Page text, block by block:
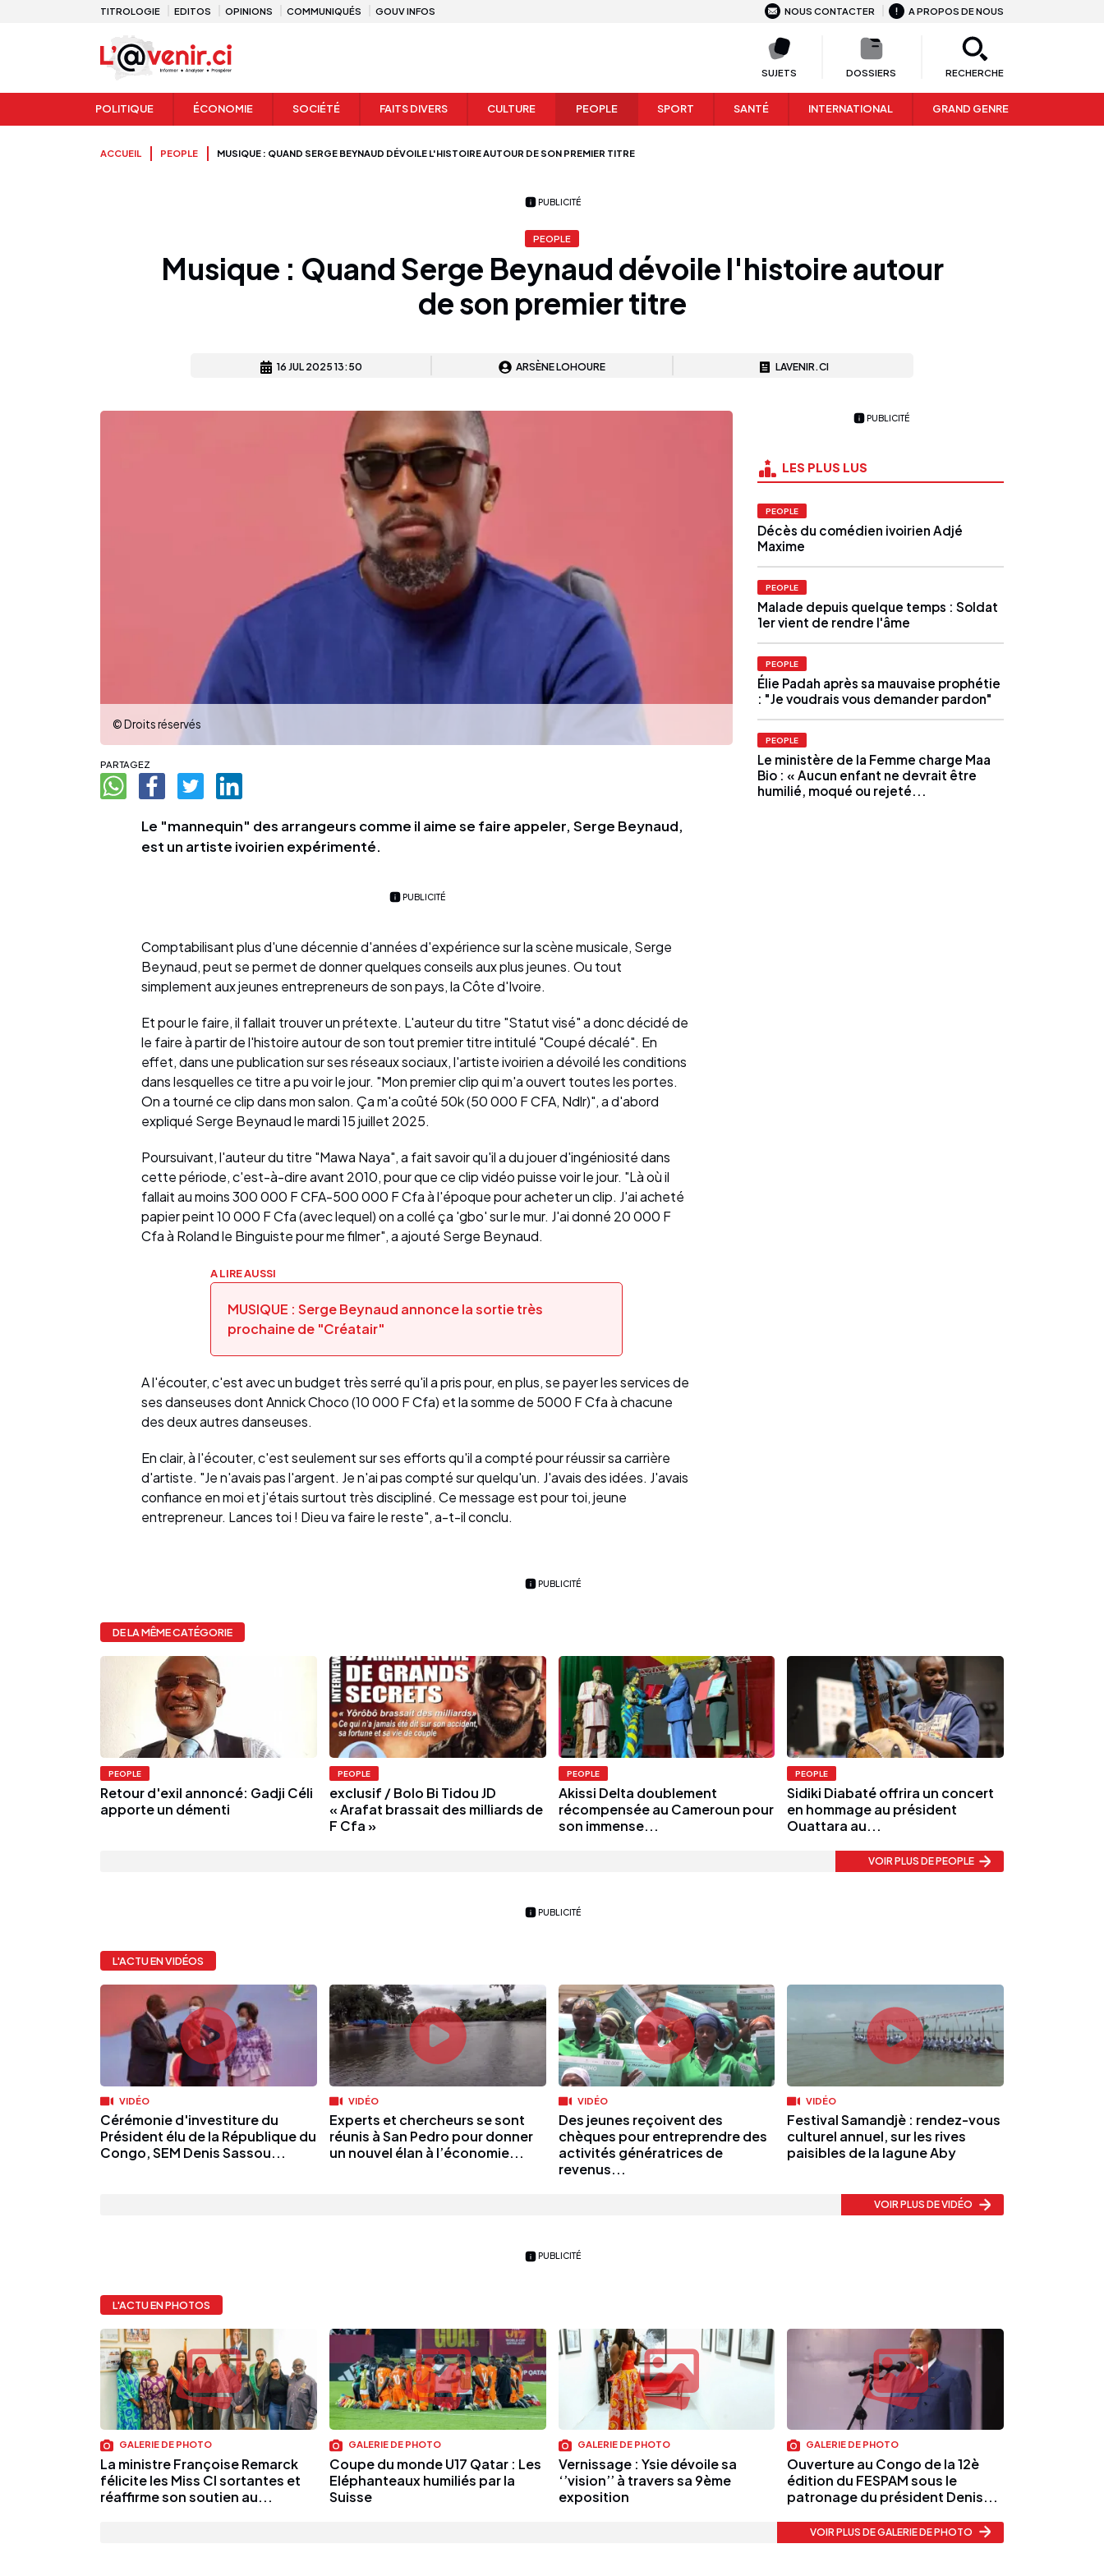
TITROLOGIE EDITOS OPINIONS COMMUNIQUÉS GOUV INFOS NOUS CONTACTER A PROPOS DE NOUS
SUJETS DOSSIERS RECHERCHE
POLITIQUE ÉCONOMIE SOCIÉTÉ FAITS DIVERS CULTURE PEOPLE SPORT SANTÉ INTERNATIONAL GRAND GENRE
ACCUEIL PEOPLE MUSIQUE : QUAND SERGE BEYNAUD DÉVOILE L'HISTOIRE AUTOUR DE SON PREMIER TITRE
PUBLICITÉ
PEOPLE
Musique : Quand Serge Beynaud dévoile l'histoire autour
de son premier titre
16 JUL 2025 13:50 ARSÈNE LOHOURE LAVENIR.CI
© Droits réservés
PARTAGEZ
Le "mannequin" des arrangeurs comme il aime se faire appeler, Serge Beynaud,
est un artiste ivoirien expérimenté.
PUBLICITÉ
Comptabilisant plus d'une décennie d'années d'expérience sur la scène musicale, Serge
Beynaud, peut se permet de donner quelques conseils aux plus jeunes. Ou tout
simplement aux jeunes entrepreneurs de son pays, la Côte d'Ivoire.
Et pour le faire, il fallait trouver un prétexte. L'auteur du titre "Statut visé" a donc décidé de
le faire à partir de l'histoire autour de son tout premier titre intitulé "Coupé décalé". En
effet, dans une publication sur ses réseaux sociaux, l'artiste ivoirien a dévoilé les conditions
dans lesquelles ce titre a pu voir le jour. "Mon premier clip qui m'a ouvert toutes les portes.
On a tourné ce clip dans mon salon. Ça m'a coûté 50k (50 000 F CFA, Ndlr)", a d'abord
expliqué Serge Beynaud le mardi 15 juillet 2025.
Poursuivant, l'auteur du titre "Mawa Naya", a fait savoir qu'il a du jouer d'ingéniosité dans
cette période, c'est-à-dire avant 2010, pour que ce clip vidéo puisse voir le jour. "Là où il
fallait au moins 300 000 F CFA-500 000 F Cfa à l'époque pour acheter un clip. J'ai acheté
papier peint 10 000 F Cfa (avec lequel) on a collé ça 'gbo' sur le mur. J'ai donné 20 000 F
Cfa à Roland le Binguiste pour me filmer", a ajouté Serge Beynaud.
A LIRE AUSSI
MUSIQUE : Serge Beynaud annonce la sortie très
prochaine de "Créatair"
A l'écouter, c'est avec un budget très serré qu'il a pris pour, en plus, se payer les services de
ses danseuses dont Annick Choco (10 000 F Cfa) et la somme de 5000 F Cfa à chacune
des deux autres danseuses.
En clair, à l'écouter, c'est seulement sur ses efforts qu'il a compté pour réussir sa carrière
d'artiste. "Je n'avais pas l'argent. Je n'ai pas compté sur quelqu'un. J'avais des idées. J'avais
confiance en moi et j'étais surtout très discipliné. Ce message est pour toi, jeune
entrepreneur. Lances toi ! Dieu va faire le reste", a-t-il conclu.
PUBLICITÉ
LES PLUS LUS
PEOPLE
Décès du comédien ivoirien Adjé
Maxime
PEOPLE
Malade depuis quelque temps : Soldat
1er vient de rendre l'âme
PEOPLE
Élie Padah après sa mauvaise prophétie
: "Je voudrais vous demander pardon"
PEOPLE
Le ministère de la Femme charge Maa
Bio : « Aucun enfant ne devrait être
humilié, moqué ou rejeté...
PUBLICITÉ
DE LA MÊME CATÉGORIE
PEOPLE
Retour d'exil annoncé: Gadji Céli
apporte un démenti
PEOPLE
exclusif / Bolo Bi Tidou JD
« Arafat brassait des milliards de
F Cfa »
PEOPLE
Akissi Delta doublement
récompensée au Cameroun pour
son immense...
PEOPLE
Sidiki Diabaté offrira un concert
en hommage au président
Ouattara au...
VOIR PLUS DE PEOPLE
PUBLICITÉ
L'ACTU EN VIDÉOS
VIDÉO
Cérémonie d'investiture du
Président élu de la République du
Congo, SEM Denis Sassou...
VIDÉO
Experts et chercheurs se sont
réunis à San Pedro pour donner
un nouvel élan à l’économie...
VIDÉO
Des jeunes reçoivent des
chèques pour entreprendre des
activités génératrices de
revenus...
VIDÉO
Festival Samandjè : rendez-vous
culturel annuel, sur les rives
paisibles de la lagune Aby
VOIR PLUS DE VIDÉO
PUBLICITÉ
L'ACTU EN PHOTOS
GALERIE DE PHOTO
La ministre Françoise Remarck
félicite les Miss CI sortantes et
réaffirme son soutien au...
GALERIE DE PHOTO
Coupe du monde U17 Qatar : Les
Eléphanteaux humiliés par la
Suisse
GALERIE DE PHOTO
Vernissage : Ysie dévoile sa
‘’vision’’ à travers sa 9ème
exposition
GALERIE DE PHOTO
Ouverture au Congo de la 12è
édition du FESPAM sous le
patronage du président Denis...
VOIR PLUS DE GALERIE DE PHOTO